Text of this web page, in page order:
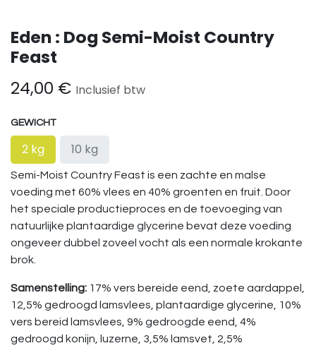
Eden : Dog Semi-Moist Country
Feast
24,00 € Inclusief btw
GEWICHT
2 kg 10 kg
Semi-Moist Country Feast is een zachte en malse
voeding met 60% vlees en 40% groenten en fruit. Door
het speciale productieproces en de toevoeging van
natuurlijke plantaardige glycerine bevat deze voeding
ongeveer dubbel zoveel vocht als een normale krokante
brok.
Samenstelling: 17% vers bereide eend, zoete aardappel,
12,5% gedroogd lamsvlees, plantaardige glycerine, 10%
vers bereid lamsvlees, 9% gedroogde eend, 4%
gedroogd konijn, luzerne, 3,5% lamsvet, 2,5%